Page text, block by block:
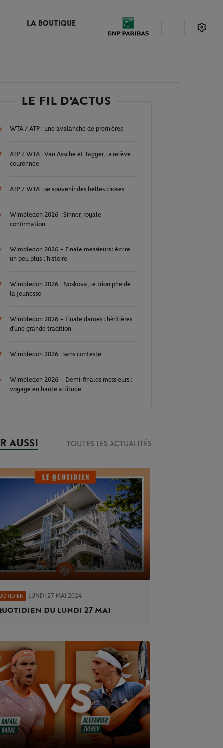
LA BOUTIQUE
LE FIL D'ACTUS
WTA / ATP : une avalanche de premières
ATP / WTA : Van Assche et Tagger, la relève
couronnée
ATP / WTA : se souvenir des belles choses
Wimbledon 2026 : Sinner, royale
confirmation
Wimbledon 2026 – Finale messieurs : écrire
un peu plus l’histoire
Wimbledon 2026 : Noskova, le triomphe de
la jeunesse
Wimbledon 2026 – Finale dames : héritières
d’une grande tradition
Wimbledon 2026 : sans conteste
Wimbledon 2026 – Demi-finales messieurs :
voyage en haute altitude
AUSSI TOUTES LES ACTUALITÉS
LUNDI 27 MAI 2024
du lundi 27 mai